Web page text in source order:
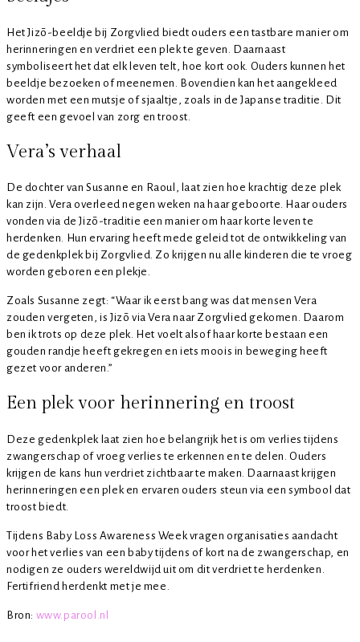
Het Jizō-beeldje bij Zorgvlied biedt ouders een tastbare manier om
herinneringen en verdriet een plek te geven. Daarnaast
symboliseert het dat elk leven telt, hoe kort ook. Ouders kunnen het
beeldje bezoeken of meenemen. Bovendien kan het aangekleed
worden met een mutsje of sjaaltje, zoals in de Japanse traditie. Dit
geeft een gevoel van zorg en troost.
Vera’s verhaal
De dochter van Susanne en Raoul, laat zien hoe krachtig deze plek
kan zijn. Vera overleed negen weken na haar geboorte. Haar ouders
vonden via de Jizō-traditie een manier om haar korte leven te
herdenken. Hun ervaring heeft mede geleid tot de ontwikkeling van
de gedenkplek bij Zorgvlied. Zo krijgen nu alle kinderen die te vroeg
worden geboren een plekje.
Zoals Susanne zegt: “Waar ik eerst bang was dat mensen Vera
zouden vergeten, is Jizō via Vera naar Zorgvlied gekomen. Daarom
ben ik trots op deze plek. Het voelt alsof haar korte bestaan een
gouden randje heeft gekregen en iets moois in beweging heeft
gezet voor anderen.”
Een plek voor herinnering en troost
Deze gedenkplek laat zien hoe belangrijk het is om verlies tijdens
zwangerschap of vroeg verlies te erkennen en te delen. Ouders
krijgen de kans hun verdriet zichtbaar te maken. Daarnaast krijgen
herinneringen een plek en ervaren ouders steun via een symbool dat
troost biedt.
Tijdens Baby Loss Awareness Week vragen organisaties aandacht
voor het verlies van een baby tijdens of kort na de zwangerschap, en
nodigen ze ouders wereldwijd uit om dit verdriet te herdenken.
Fertifriend herdenkt met je mee.
Bron: www.parool.nl